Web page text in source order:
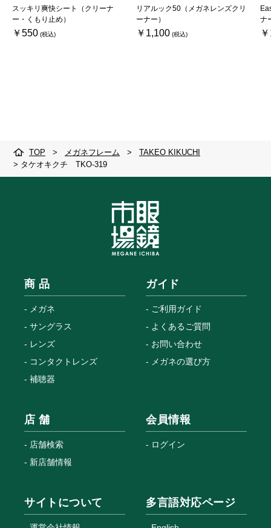
スッキリ爽快シート（クリーナ
ー・くもり止め）
￥550
リアルック50（メガネレンズクリ
ーナー）
￥1,100
ナ
TOP > メガネフレーム >
TAKEO KIKUCHI
> タケオキクチ TKO-319
商 品
メガネ
サングラス
レンズ
コンタクトレンズ
補聴器
ガイド
ご利用ガイド
よくあるご質問
お問い合わせ
メガネの選び方
店 舗
店舗検索
新店舗情報
会員情報
ログイン
サイトについて 多言語対応ページ